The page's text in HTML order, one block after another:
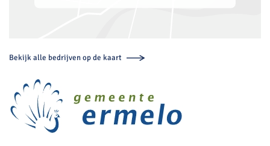
Bekijk alle bedrijven op de kaart